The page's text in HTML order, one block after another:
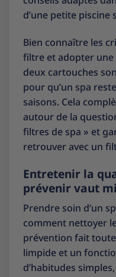
d’une petite piscine
Bien connaître les
filtre et adopter une
deux cartouches
pour qu’un spa
saisons. Cela
autour de la
filtres de spa » et
retrouver avec un
Entretenir la
prévenir vaut
Prendre soin d’un
comment nettoyer
prévention fait
limpide et un
d’habitudes